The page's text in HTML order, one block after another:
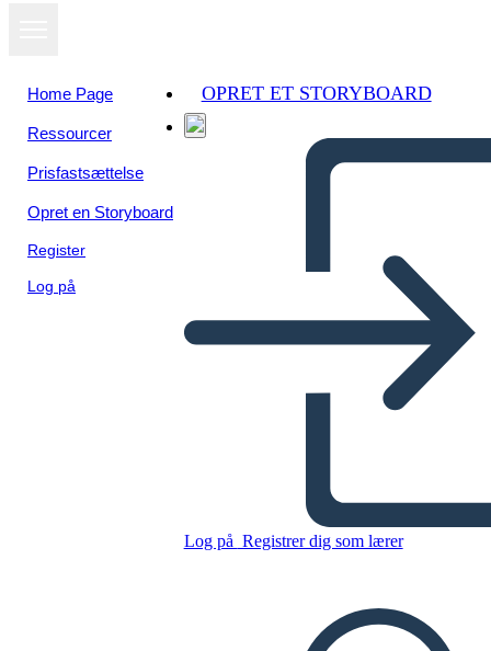
Home Page
Ressourcer
Prisfastsættelse
Opret en Storyboard
Register
Log på
OPRET ET STORYBOARD
Log på Registrer dig som lærer
Kopier dette storyboard
LAVE ET STORYBOARD
LÆS FOR MIG